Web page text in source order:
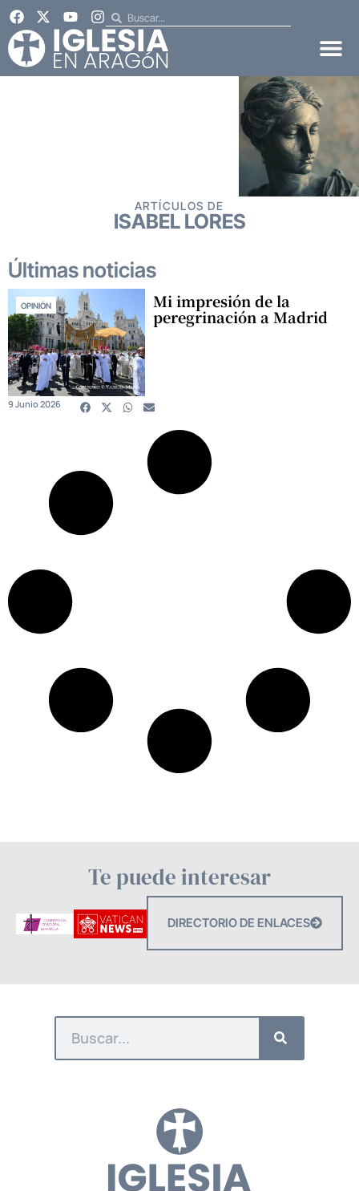
ARTÍCULOS DE
ISABEL LORES
Últimas noticias
OPINIÓN Mi impresión de la
peregrinación a Madrid
9 Junio 2026
Te puede interesar
DIRECTORIO DE ENLACES